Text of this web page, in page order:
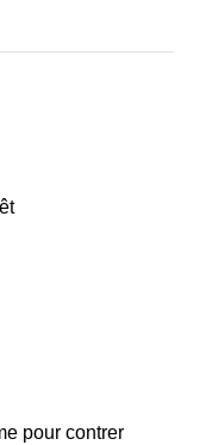
pour contrer